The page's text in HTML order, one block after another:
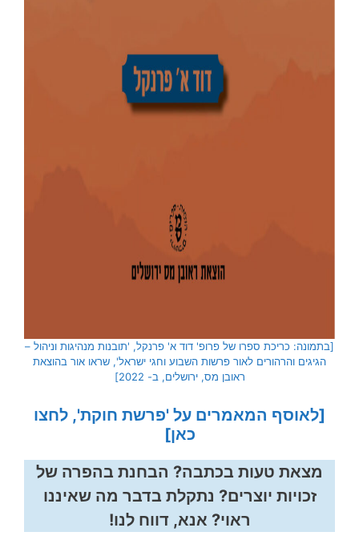
[בתמונה: כריכת ספרו של פרופ' דוד א' פרנקל, 'תובנות מנהיגות וניהול –
הגיגים והרהורים לאור פרשות השבוע וחגי ישראל', שראו אור בהוצאת
ראובן מס, ירושלים, ב- 2022]
[לאוסף המאמרים על 'פרשת חוקת', לחצו
כאן]
מצאת טעות בכתבה? הבחנת בהפרה של
זכויות יוצרים? נתקלת בדבר מה שאיננו
ראוי? אנא, דווח לנו!